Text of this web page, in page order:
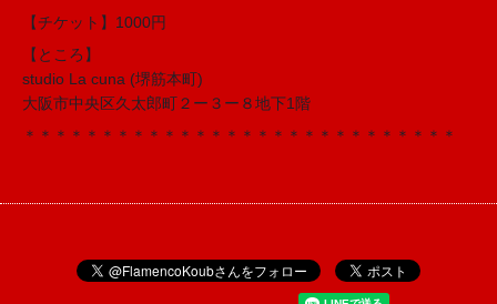
【チケット】1000円
【ところ】
studio La cuna (堺筋本町)
大阪市中央区久太郎町２ー３ー８地下1階
＊＊＊＊＊＊＊＊＊＊＊＊＊＊＊＊＊＊＊＊＊＊＊＊＊＊＊＊